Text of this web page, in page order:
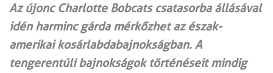
Az újonc Charlotte Bobcats csatasorba állásával
idén harminc gárda mérkőzhet az észak-
amerikai kosárlabdabajnokságban. A
tengerentúli bajnokságok történéseit mindig